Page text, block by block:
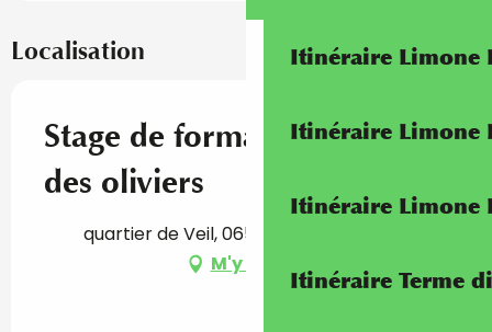
Itinéraire Limone
Itinéraire Limone
Itinéraire Limone
Itinéraire Terme
Localisation
Stage de formation taille
des oliviers
quartier de Veil, 06540 Breil-sur-Roya
M'y rendre